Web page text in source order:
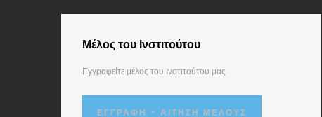
Μέλος του Ινστιτούτου
Εγγραφείτε μέλος του Ινστιτούτου μας
ΕΓΓΡΑΦΉ - ΑΊΤΗΣΗ ΜΈΛΟΥΣ